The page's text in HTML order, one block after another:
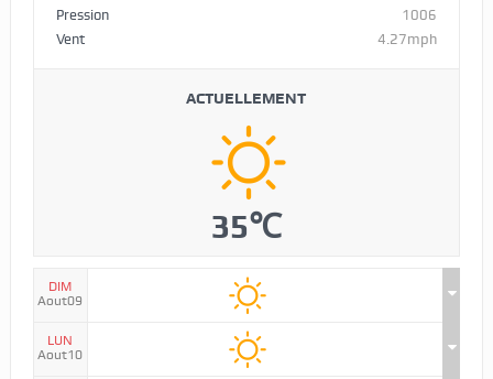
Pression
1006
Vent
4.27mph
ACTUELLEMENT
35℃
DIM
Aout09
LUN
Aout10